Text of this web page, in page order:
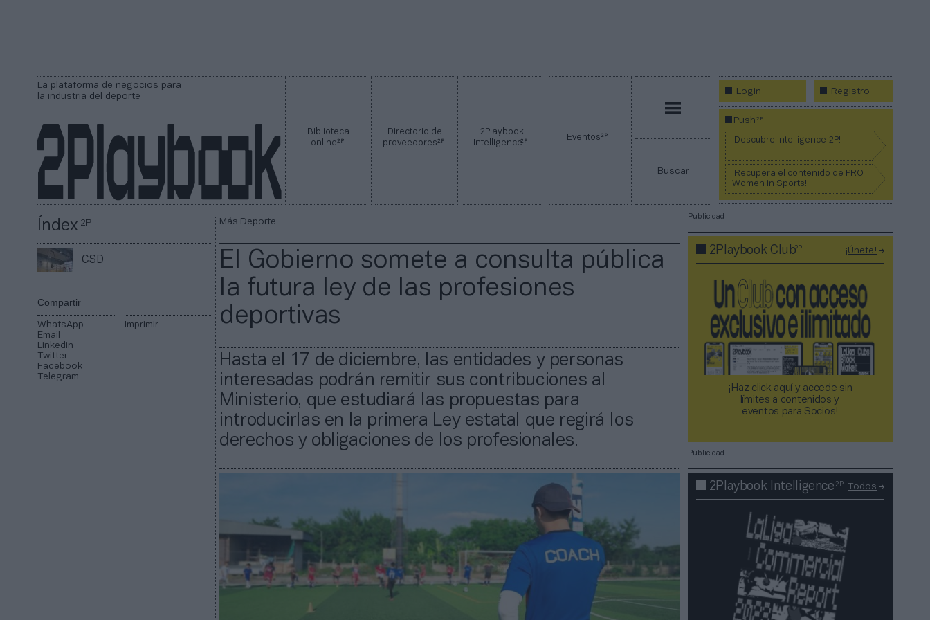
La plataforma de negocios para
la industria del deporte
Biblioteca
online2P
Directorio de
proveedores2P
2Playbook
Intelligence2P Eventos2P
Buscar
Login Registro
Push2P
¡Descubre Intelligence 2P!
¡Recupera el contenido de PRO
Women in Sports!
Índex2P
CSD
Compartir
WhatsApp
Email
Linkedin
Twitter
Facebook
Telegram
Imprimir
Más Deporte
El Gobierno somete a consulta pública
la futura ley de las profesiones
deportivas
Hasta el 17 de diciembre, las entidades y personas
interesadas podrán remitir sus contribuciones al
Ministerio, que estudiará las propuestas para
introducirlas en la primera Ley estatal que regirá los
derechos y obligaciones de los profesionales.
Publicidad
2Playbook Club2P ¡Únete!
¡Haz click aquí y accede sin
límites a contenidos y
eventos para Socios!​​​​​​​
Publicidad
2Playbook Intelligence2P Todos